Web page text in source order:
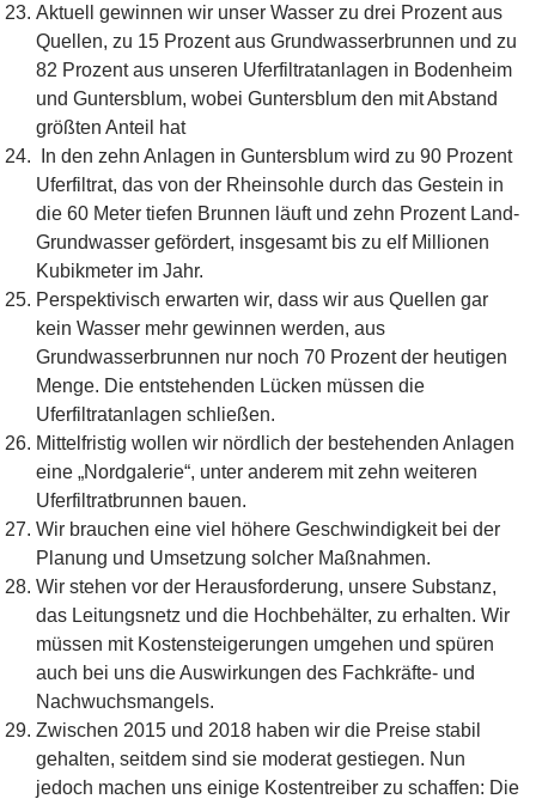
Aktuell gewinnen wir unser Wasser zu drei Prozent aus
Quellen, zu 15 Prozent aus Grundwasserbrunnen und zu
82 Prozent aus unseren Uferfiltratanlagen in Bodenheim
und Guntersblum, wobei Guntersblum den mit Abstand
größten Anteil hat
In den zehn Anlagen in Guntersblum wird zu 90 Prozent
Uferfiltrat, das von der Rheinsohle durch das Gestein in
die 60 Meter tiefen Brunnen läuft und zehn Prozent Land-
Grundwasser gefördert, insgesamt bis zu elf Millionen
Kubikmeter im Jahr.
Perspektivisch erwarten wir, dass wir aus Quellen gar
kein Wasser mehr gewinnen werden, aus
Grundwasserbrunnen nur noch 70 Prozent der heutigen
Menge. Die entstehenden Lücken müssen die
Uferfiltratanlagen schließen.
Mittelfristig wollen wir nördlich der bestehenden Anlagen
eine „Nordgalerie“, unter anderem mit zehn weiteren
Uferfiltratbrunnen bauen.
Wir brauchen eine viel höhere Geschwindigkeit bei der
Planung und Umsetzung solcher Maßnahmen.
Wir stehen vor der Herausforderung, unsere Substanz,
das Leitungsnetz und die Hochbehälter, zu erhalten. Wir
müssen mit Kostensteigerungen umgehen und spüren
auch bei uns die Auswirkungen des Fachkräfte- und
Nachwuchsmangels.
Zwischen 2015 und 2018 haben wir die Preise stabil
gehalten, seitdem sind sie moderat gestiegen. Nun
jedoch machen uns einige Kostentreiber zu schaffen: Die